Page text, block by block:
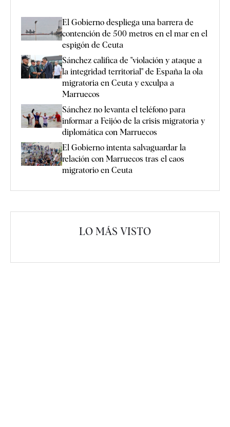
El Gobierno despliega una barrera de
contención de 500 metros en el mar en el
espigón de Ceuta
Sánchez califica de "violación y ataque a
la integridad territorial" de España la ola
migratoria en Ceuta y exculpa a
Marruecos
Sánchez no levanta el teléfono para
informar a Feijóo de la crisis migratoria y
diplomática con Marruecos
El Gobierno intenta salvaguardar la
relación con Marruecos tras el caos
migratorio en Ceuta
LO MÁS VISTO